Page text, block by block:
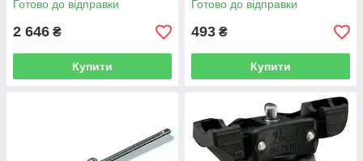
Готово до відправки
2 646 ₴
Купити
Готово до відправки
493 ₴
Купити